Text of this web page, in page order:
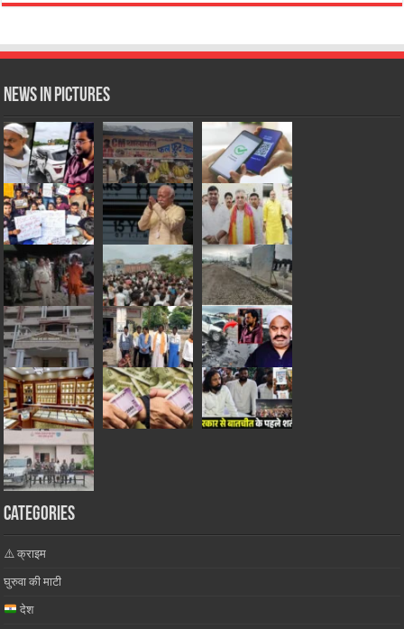
News in Pictures
Categories
⚠️ क्राइम
घुरुवा की माटी
देश